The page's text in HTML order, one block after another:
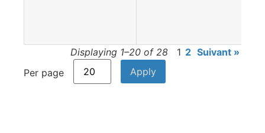
Displaying 1–20 of 28 1 2 Suivant »
Per page